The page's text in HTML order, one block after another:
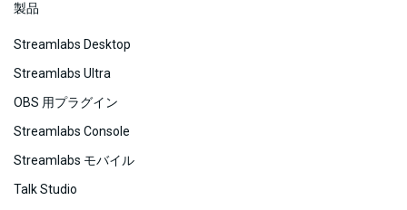
製品
Streamlabs Desktop
Streamlabs Ultra
OBS 用プラグイン
Streamlabs Console
Streamlabs モバイル
Talk Studio